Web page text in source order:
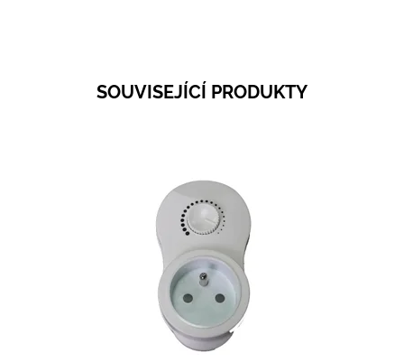
SOUVISEJÍCÍ PRODUKTY
Skladem 10
0999F